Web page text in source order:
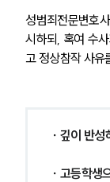
성범죄전문변호
시하되, 혹여 수
고 정상참작 사유
∙ 깊이 반
∙ 고등학생